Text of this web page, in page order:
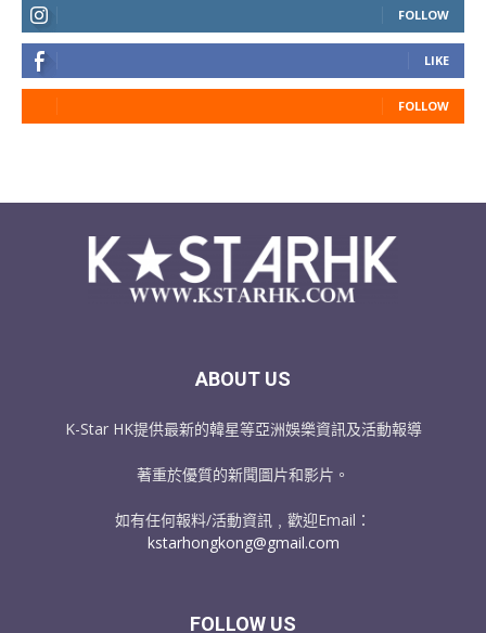
FOLLOW
LIKE
FOLLOW
ABOUT US
K-Star HK提供最新的韓星等亞洲娛樂資訊及活動報導
著重於優質的新聞圖片和影片。
如有任何報料/活動資訊﹐歡迎Email：
kstarhongkong@gmail.com
FOLLOW US